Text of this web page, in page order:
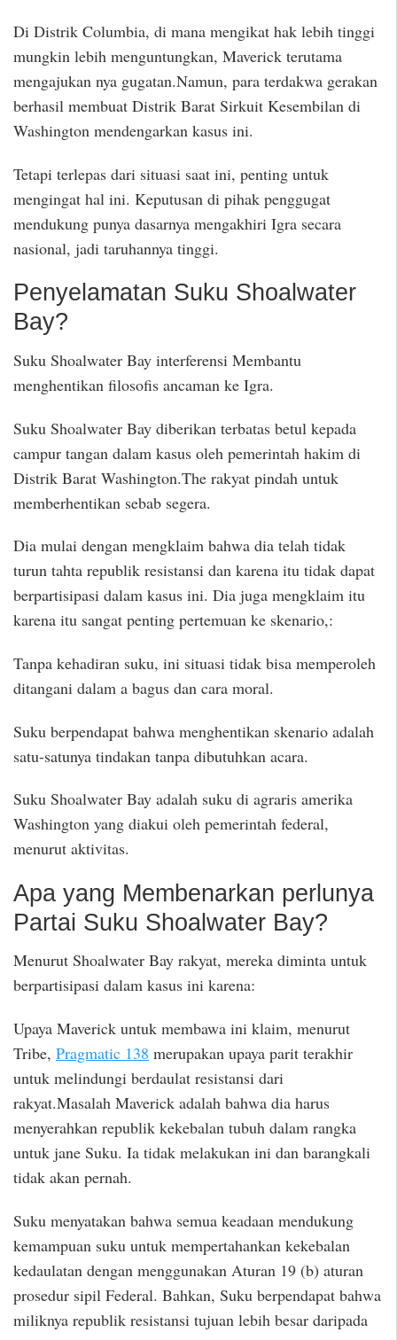
Di Distrik Columbia, di mana mengikat hak lebih tinggi
mungkin lebih menguntungkan, Maverick terutama
mengajukan nya gugatan.Namun, para terdakwa gerakan
berhasil membuat Distrik Barat Sirkuit Kesembilan di
Washington mendengarkan kasus ini.
Tetapi terlepas dari situasi saat ini, penting untuk
mengingat hal ini. Keputusan di pihak penggugat
mendukung punya dasarnya mengakhiri Igra secara
nasional, jadi taruhannya tinggi.
Penyelamatan Suku Shoalwater
Bay?
Suku Shoalwater Bay interferensi Membantu
menghentikan filosofis ancaman ke Igra.
Suku Shoalwater Bay diberikan terbatas betul kepada
campur tangan dalam kasus oleh pemerintah hakim di
Distrik Barat Washington.The rakyat pindah untuk
memberhentikan sebab segera.
Dia mulai dengan mengklaim bahwa dia telah tidak
turun tahta republik resistansi dan karena itu tidak dapat
berpartisipasi dalam kasus ini. Dia juga mengklaim itu
karena itu sangat penting pertemuan ke skenario,:
Tanpa kehadiran suku, ini situasi tidak bisa memperoleh
ditangani dalam a bagus dan cara moral.
Suku berpendapat bahwa menghentikan skenario adalah
satu-satunya tindakan tanpa dibutuhkan acara.
Suku Shoalwater Bay adalah suku di agraris amerika
Washington yang diakui oleh pemerintah federal,
menurut aktivitas.
Apa yang Membenarkan perlunya
Partai Suku Shoalwater Bay?
Menurut Shoalwater Bay rakyat, mereka diminta untuk
berpartisipasi dalam kasus ini karena:
Upaya Maverick untuk membawa ini klaim, menurut
Tribe, Pragmatic 138 merupakan upaya parit terakhir
untuk melindungi berdaulat resistansi dari
rakyat.Masalah Maverick adalah bahwa dia harus
menyerahkan republik kekebalan tubuh dalam rangka
untuk jane Suku. Ia tidak melakukan ini dan barangkali
tidak akan pernah.
Suku menyatakan bahwa semua keadaan mendukung
kemampuan suku untuk mempertahankan kekebalan
kedaulatan dengan menggunakan Aturan 19 (b) aturan
prosedur sipil Federal. Bahkan, Suku berpendapat bahwa
miliknya republik resistansi tujuan lebih besar daripada